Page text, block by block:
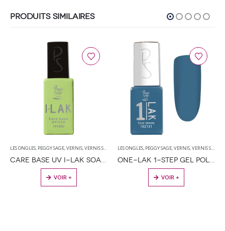
PRODUITS SIMILAIRES
PEGGY SAGE,VERNIS,VERNIS SEMI PERMANENT
CARE BASE UV I-LAK SOAK OFF GEL POLISH – 11ML
LES ONGLES PEGGY SAGE,VERNIS,VERNIS SEMI PERMANENT
ONE-LAK 1-STEP GEL POLISH BLUE DENIM – 5ML
LES ONGLES